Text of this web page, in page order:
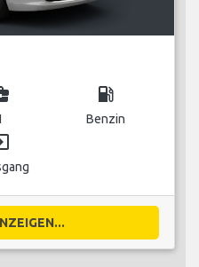
local_gas_station
Benzin